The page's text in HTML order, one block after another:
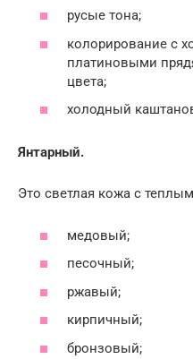
русые тона;
колорирование с
платиновыми
цвета;
холодный
Янтарный.
Это светлая кожа с
медовый;
песочный;
ржавый;
кирпичный;
бронзовый;